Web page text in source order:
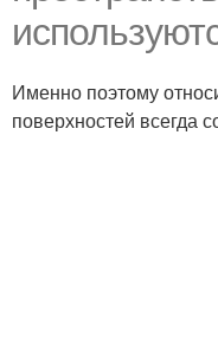
Именно поэтому
поверхностей всегда